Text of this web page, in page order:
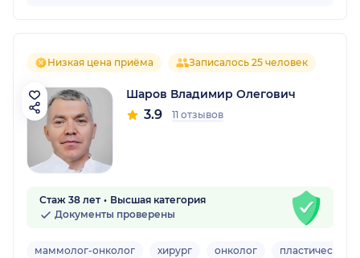
Низкая цена приёма Записалось 25 человек
Шаров Владимир Олегович
3.9 11 отзывов
Стаж 38 лет
Высшая категория
Документы проверены
маммолог-онколог хирург онколог пластический